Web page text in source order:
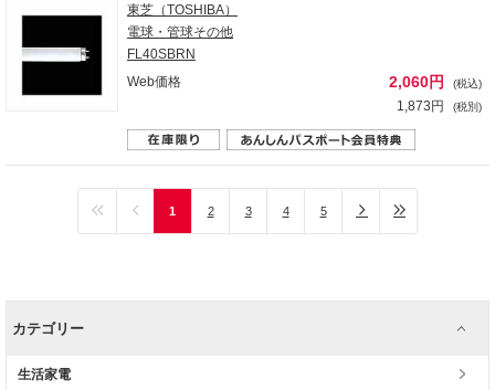
東芝（TOSHIBA）
電球・管球その他
FL40SBRN
Web価格
2,060円 (税込)
1,873円 (税別)
1 2 3 4 5
カテゴリー
生活家電